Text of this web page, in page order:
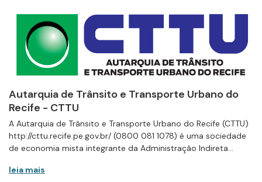
Autarquia de Trânsito e Transporte Urbano do
Recife - CTTU
A Autarquia de Trânsito e Transporte Urbano do Recife (CTTU)
http://cttu.recife.pe.gov.br/ (0800 081 1078) é uma sociedade
de economia mista integrante da Administração Indireta...
leia mais